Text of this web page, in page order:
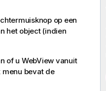
op een
het object (indien
of u WebView vanuit
menu bevat de